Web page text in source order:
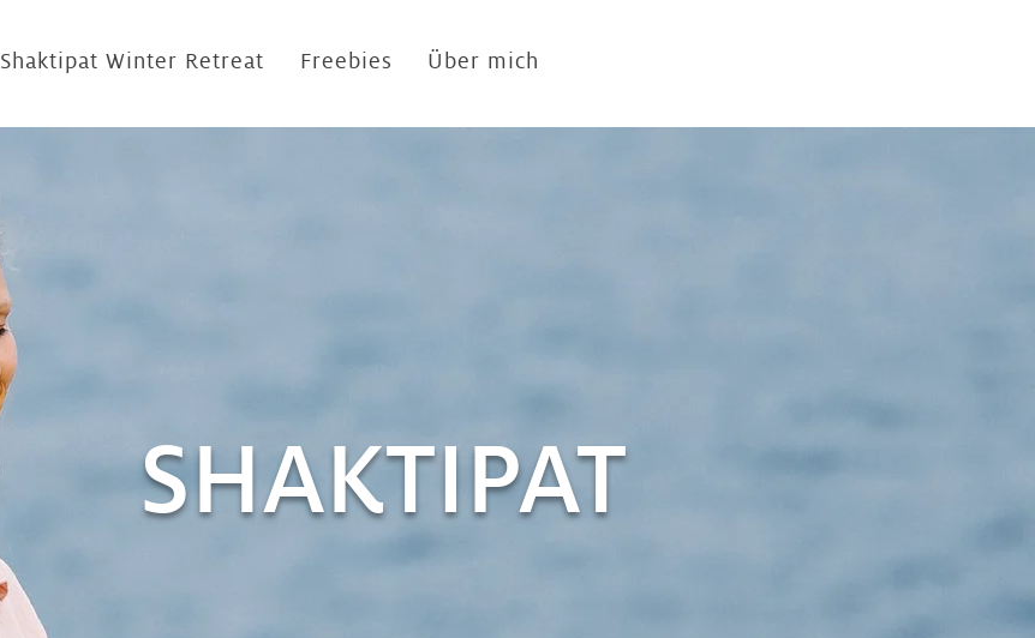
Shaktipat Winter Retreat Freebies Über mich
SHAKTIPAT